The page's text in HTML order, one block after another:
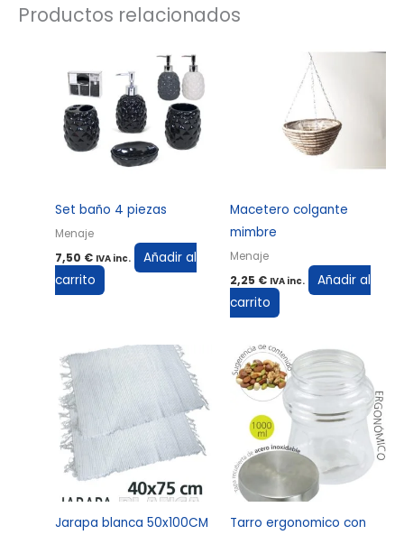
Productos relacionados
Set baño 4 piezas
Menaje
7,50 € IVA inc.
Añadir al
carrito
Macetero colgante
mimbre
Menaje
2,25 € IVA inc.
Añadir al
carrito
Jarapa blanca 50x100CM
Tarro ergonomico con